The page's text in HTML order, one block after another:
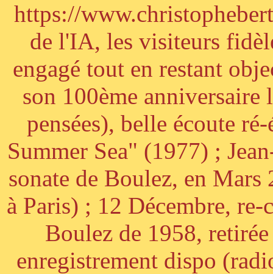
https://
de l'IA, les visiteurs
engagé tout en restant
son 100ème
pensées), belle écoute
Summer Sea" (1977) ;
sonate de Boulez, en
à Paris) ; 12 Décembre,
Boulez de 1958,
enregistrement dispo